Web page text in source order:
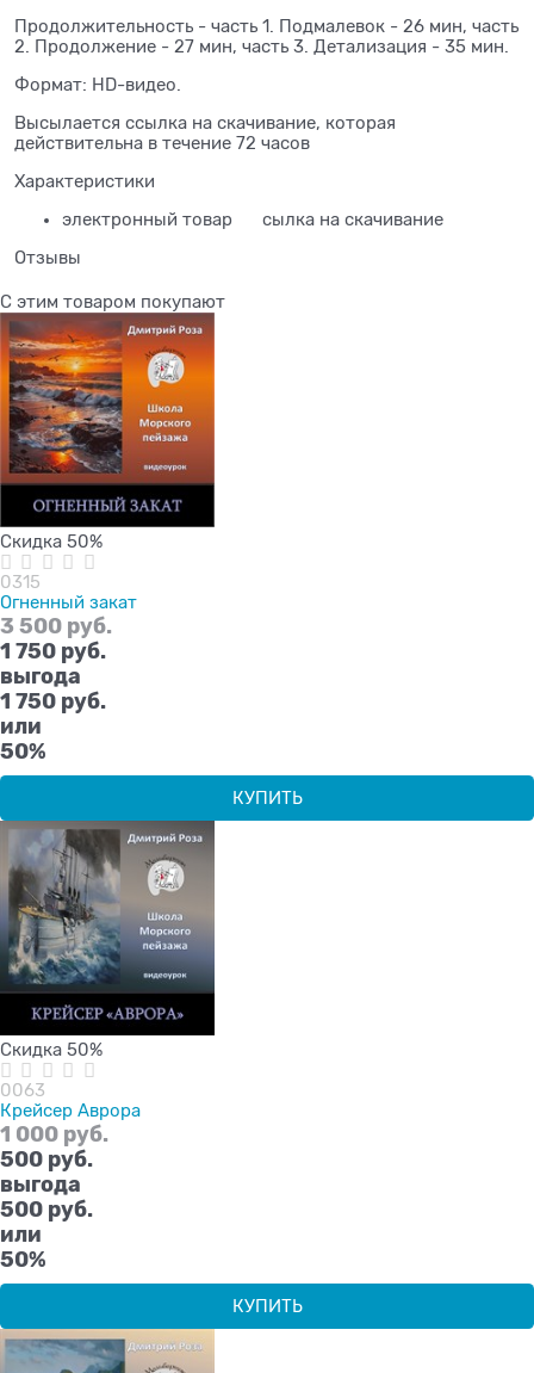
Продолжительность - часть 1. Подмалевок - 26 мин, часть
2. Продолжение - 27 мин, часть 3. Детализация - 35 мин.
Формат: HD-видео.
Высылается ссылка на скачивание, которая
действительна в течение 72 часов
Характеристики
электронный товар
сылка на скачивание
Отзывы
С этим товаром покупают
Скидка 50%
0315
Огненный закат
3 500 руб.
1 750 руб.
выгода
1 750 руб.
или
50%
КУПИТЬ
Скидка 50%
0063
Крейсер Аврора
1 000 руб.
500 руб.
выгода
500 руб.
или
50%
КУПИТЬ